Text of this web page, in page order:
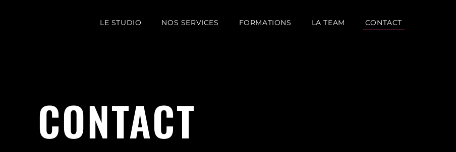
LE STUDIO NOS SERVICES FORMATIONS LA TEAM CONTACT
CONTACT